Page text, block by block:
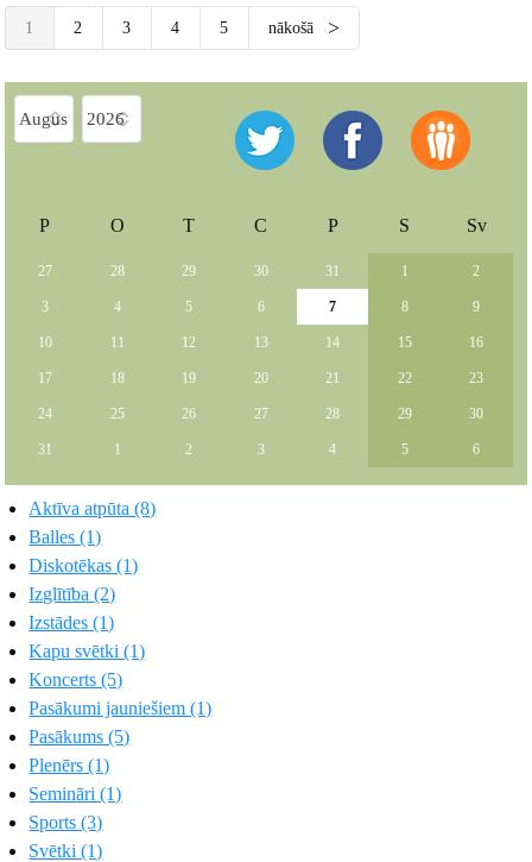
1 2 3 4 5 nākošā
P O T C P S Sv
27 28 29 30 31 1 2
3 4 5 6 7 8 9
10 11 12 13 14 15 16
17 18 19 20 21 22 23
24 25 26 27 28 29 30
31 1 2 3 4 5 6
Aktīva atpūta (8)
Balles (1)
Diskotēkas (1)
Izglītība (2)
Izstādes (1)
Kapu svētki (1)
Koncerts (5)
Pasākumi jauniešiem (1)
Pasākums (5)
Plenērs (1)
Semināri (1)
Sports (3)
Svētki (1)